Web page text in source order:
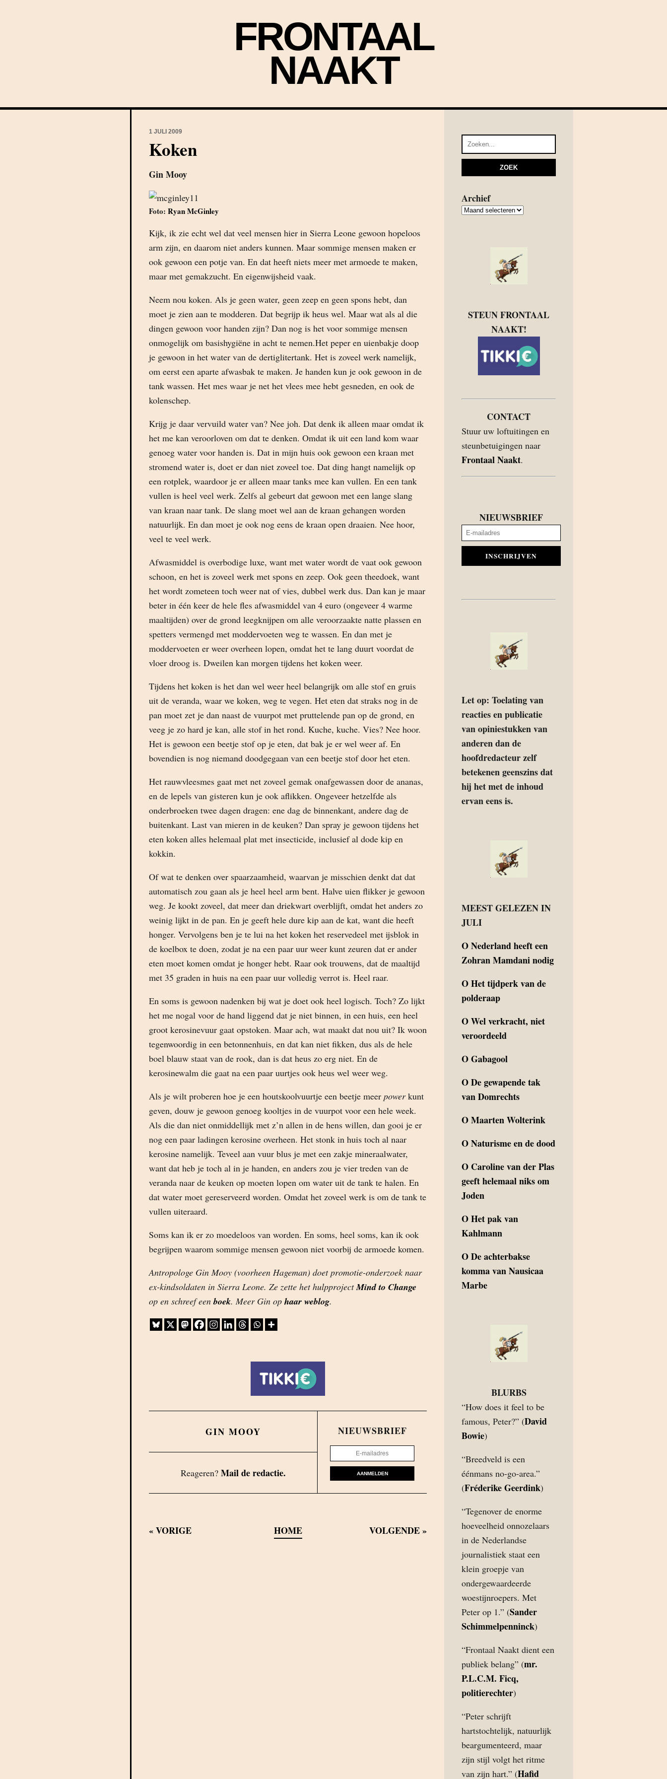
FRONTAAL
NAAKT
1 JULI 2009
Koken
Gin Mooy
Foto: Ryan McGinley
Kijk, ik zie echt wel dat veel mensen hier in Sierra Leone gewoon hopeloos
arm zijn, en daarom niet anders kunnen. Maar sommige mensen maken er
ook gewoon een potje van. En dat heeft niets meer met armoede te maken,
maar met gemakzucht. En eigenwijsheid vaak.
Neem nou koken. Als je geen water, geen zeep en geen spons hebt, dan
moet je zien aan te modderen. Dat begrijp ik heus wel. Maar wat als al die
dingen gewoon voor handen zijn? Dan nog is het voor sommige mensen
onmogelijk om basishygiëne in acht te nemen.Het peper en uienbakje doop
je gewoon in het water van de dertiglitertank. Het is zoveel werk namelijk,
om eerst een aparte afwasbak te maken. Je handen kun je ook gewoon in de
tank wassen. Het mes waar je net het vlees mee hebt gesneden, en ook de
kolenschep.
Krijg je daar vervuild water van? Nee joh. Dat denk ik alleen maar omdat ik
het me kan veroorloven om dat te denken. Omdat ik uit een land kom waar
genoeg water voor handen is. Dat in mijn huis ook gewoon een kraan met
stromend water is, doet er dan niet zoveel toe. Dat ding hangt namelijk op
een rotplek, waardoor je er alleen maar tanks mee kan vullen. En een tank
vullen is heel veel werk. Zelfs al gebeurt dat gewoon met een lange slang
van kraan naar tank. De slang moet wel aan de kraan gehangen worden
natuurlijk. En dan moet je ook nog eens de kraan open draaien. Nee hoor,
veel te veel werk.
Afwasmiddel is overbodige luxe, want met water wordt de vaat ook gewoon
schoon, en het is zoveel werk met spons en zeep. Ook geen theedoek, want
het wordt zometeen toch weer nat of vies, dubbel werk dus. Dan kan je maar
beter in één keer de hele fles afwasmiddel van 4 euro (ongeveer 4 warme
maaltijden) over de grond leegknijpen om alle veroorzaakte natte plassen en
spetters vermengd met moddervoeten weg te wassen. En dan met je
moddervoeten er weer overheen lopen, omdat het te lang duurt voordat de
vloer droog is. Dweilen kan morgen tijdens het koken weer.
Tijdens het koken is het dan wel weer heel belangrijk om alle stof en gruis
uit de veranda, waar we koken, weg te vegen. Het eten dat straks nog in de
pan moet zet je dan naast de vuurpot met pruttelende pan op de grond, en
veeg je zo hard je kan, alle stof in het rond. Kuche, kuche. Vies? Nee hoor.
Het is gewoon een beetje stof op je eten, dat bak je er wel weer af. En
bovendien is nog niemand doodgegaan van een beetje stof door het eten.
Het rauwvleesmes gaat met net zoveel gemak onafgewassen door de ananas,
en de lepels van gisteren kun je ook aflikken. Ongeveer hetzelfde als
onderbroeken twee dagen dragen: ene dag de binnenkant, andere dag de
buitenkant. Last van mieren in de keuken? Dan spray je gewoon tijdens het
eten koken alles helemaal plat met insecticide, inclusief al dode kip en
kokkin.
Of wat te denken over spaarzaamheid, waarvan je misschien denkt dat dat
automatisch zou gaan als je heel heel arm bent. Halve uien flikker je gewoon
weg. Je kookt zoveel, dat meer dan driekwart overblijft, omdat het anders zo
weinig lijkt in de pan. En je geeft hele dure kip aan de kat, want die heeft
honger. Vervolgens ben je te lui na het koken het reservedeel met ijsblok in
de koelbox te doen, zodat je na een paar uur weer kunt zeuren dat er ander
eten moet komen omdat je honger hebt. Raar ook trouwens, dat de maaltijd
met 35 graden in huis na een paar uur volledig verrot is. Heel raar.
En soms is gewoon nadenken bij wat je doet ook heel logisch. Toch? Zo lijkt
het me nogal voor de hand liggend dat je niet binnen, in een huis, een heel
groot kerosinevuur gaat opstoken. Maar ach, wat maakt dat nou uit? Ik woon
tegenwoordig in een betonnenhuis, en dat kan niet fikken, dus als de hele
boel blauw staat van de rook, dan is dat heus zo erg niet. En de
kerosinewalm die gaat na een paar uurtjes ook heus wel weer weg.
Als je wilt proberen hoe je een houtskoolvuurtje een beetje meer powerkunt
geven, douw je gewoon genoeg kooltjes in de vuurpot voor een hele week.
Als die dan niet onmiddellijk met z’n allen in de hens willen, dan gooi je er
nog een paar ladingen kerosine overheen. Het stonk in huis toch al naar
kerosine namelijk. Teveel aan vuur blus je met een zakje mineraalwater,
want dat heb je toch al in je handen, en anders zou je vier treden van de
veranda naar de keuken op moeten lopen om water uit de tank te halen. En
dat water moet gereserveerd worden. Omdat het zoveel werk is om de tank te
vullen uiteraard.
Soms kan ik er zo moedeloos van worden. En soms, heel soms, kan ik ook
begrijpen waarom sommige mensen gewoon niet voorbij de armoede komen.
Antropologe Gin Mooy (voorheen Hageman) doet promotie-onderzoek naar
ex-kindsoldaten in Sierra Leone. Ze zette het hulpprojectMind to Change
op en schreef eenboek. Meer Gin op haar weblog.
GIN MOOY
Reageren? Mail de redactie.
NIEUWSBRIEF
AANMELDEN
«VORIGE HOME VOLGENDE»
Archief
Archief
STEUN FRONTAAL
NAAKT!
CONTACT
Stuur uw loftuitingen en
steunbetuigingen naar
Frontaal Naakt.
NIEUWSBRIEF
INSCHRIJVEN
Let op: Toelating van
reacties en publicatie
van opiniestukken van
anderen dan de
hoofdredacteur zelf
betekenen geenszins dat
hij het met de inhoud
ervan eens is.
MEEST GELEZEN IN
JULI
ONederland heeft een
Zohran Mamdani nodig
OHet tijdperk van de
polderaap
OWel verkracht, niet
veroordeeld
OGabagool
ODe gewapende tak
van Domrechts
OMaarten Wolterink
ONaturisme en de dood
O Caroline van der Plas
geeft helemaal niks om
Joden
OHet pak van
Kahlmann
ODe achterbakse
komma van Nausicaa
Marbe
BLURBS
“How does it feel to be
famous, Peter?” (David
Bowie)
“Breedveld is een
éénmans no-go-area.”
(Fréderike Geerdink)
“Tegenover de enorme
hoeveelheid onnozelaars
in de Nederlandse
journalistiek staat een
klein groepje van
ondergewaardeerde
woestijnroepers. Met
Peter op 1.” (Sander
Schimmelpenninck)
“Frontaal Naakt dient een
publiek belang” (mr.
P.L.C.M. Ficq,
politierechter)
“Peter schrijft
hartstochtelijk, natuurlijk
beargumenteerd, maar
zijn stijl volgt het ritme
van zijn hart.” (Hafid